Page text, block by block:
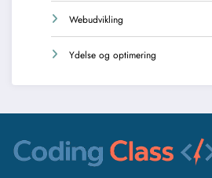
Webudvikling
Ydelse og optimering